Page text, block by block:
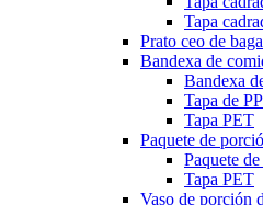
Tapa
Prato ceo de
Bandexa de
Bandexa
Tapa de PP
Tapa PET
Paquete de
Paquete
Tapa PET
Vaso de porción